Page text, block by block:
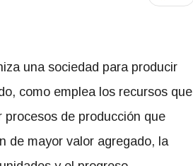
una sociedad para producir
como emplea los recursos que
de producción que
de mayor valor agregado, la